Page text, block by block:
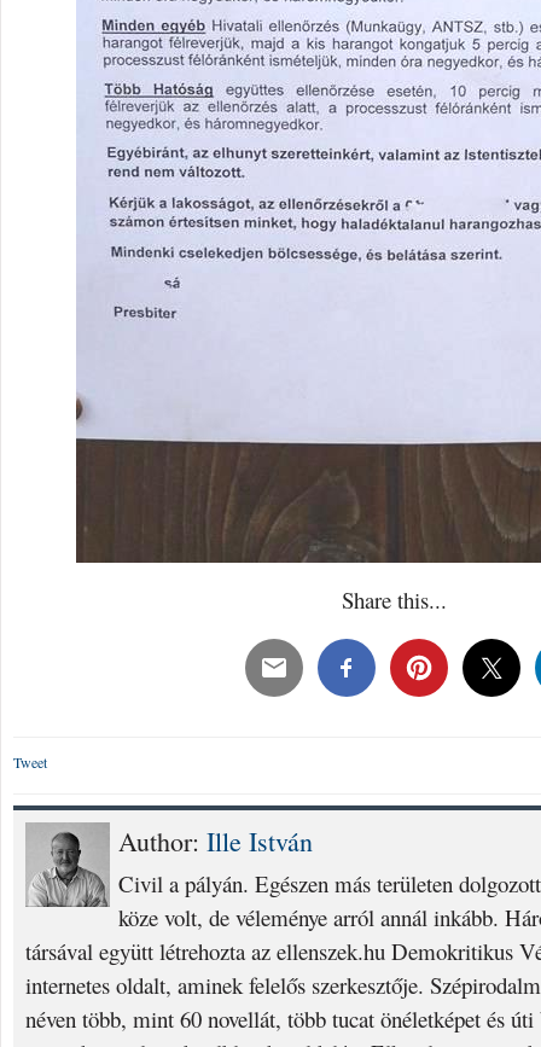
Share this...
Tweet
Author: Ille István
Civil a pályán. Egészen más területen
köze volt, de véleménye arról annál inkább.
társával együtt létrehozta az ellenszek.hu Demokritikus
internetes oldalt, aminek felelős szerkesztője.
néven több, mint 60 novellát, több tucat önéletképet és